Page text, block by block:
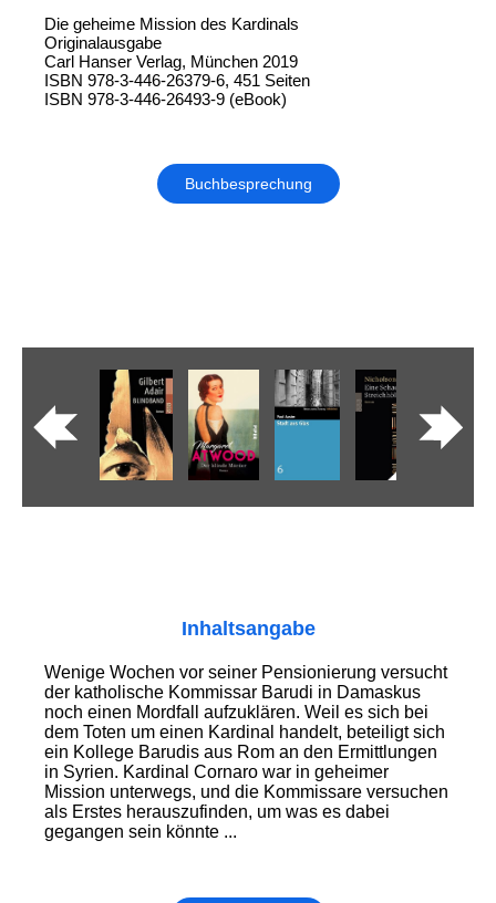
Die geheime Mission des Kardinals
Originalausgabe
Carl Hanser Verlag, München 2019
ISBN 978-3-446-26379-6, 451 Seiten
ISBN 978-3-446-26493-9 (eBook)
Buchbesprechung
Inhaltsangabe
Wenige Wochen vor seiner Pensionierung versucht
der katholische Kommissar Barudi in Damaskus
noch einen Mordfall aufzuklären. Weil es sich bei
dem Toten um einen Kardinal handelt, beteiligt sich
ein Kollege Barudis aus Rom an den Ermittlungen
in Syrien. Kardinal Cornaro war in geheimer
Mission unterwegs, und die Kommissare versuchen
als Erstes herauszufinden, um was es dabei
gegangen sein könnte ...